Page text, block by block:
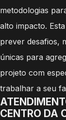
metodologias
alto impacto.
prever desafios,
únicas para
projeto com
trabalhar a seu
CENTRO DA